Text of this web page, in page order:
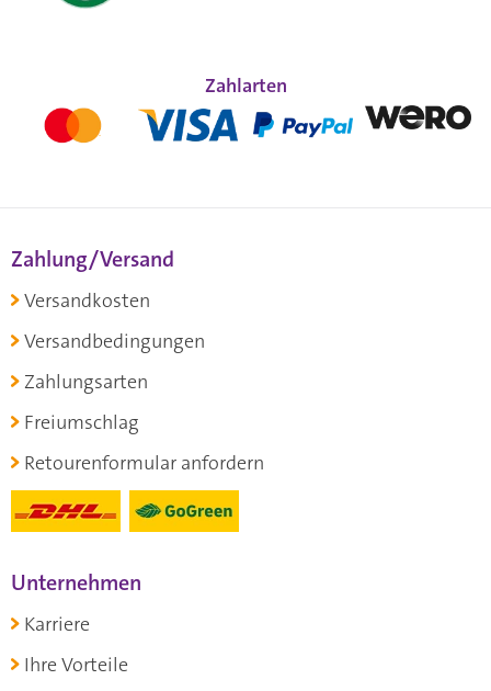
Zahlarten
Zahlung/Versand
Versandkosten
Versandbedingungen
Zahlungsarten
Freiumschlag
Retourenformular anfordern
Unternehmen
Karriere
Ihre Vorteile